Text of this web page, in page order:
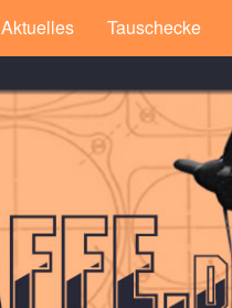
Aktuelles Tauschecke